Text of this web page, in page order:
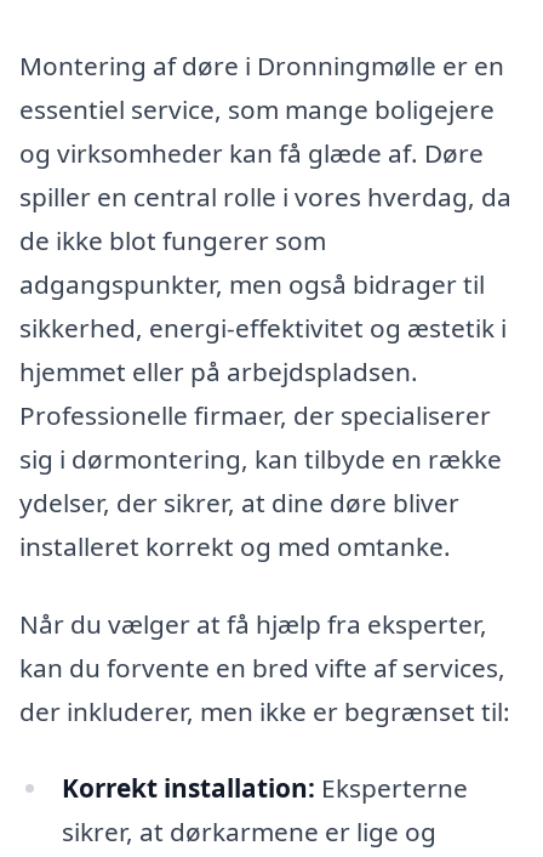
Montering af døre i Dronningmølle er en
essentiel service, som mange boligejere
og virksomheder kan få glæde af. Døre
spiller en central rolle i vores hverdag, da
de ikke blot fungerer som
adgangspunkter, men også bidrager til
sikkerhed, energi-effektivitet og æstetik i
hjemmet eller på arbejdspladsen.
Professionelle firmaer, der specialiserer
sig i dørmontering, kan tilbyde en række
ydelser, der sikrer, at dine døre bliver
installeret korrekt og med omtanke.
Når du vælger at få hjælp fra eksperter,
kan du forvente en bred vifte af services,
der inkluderer, men ikke er begrænset til:
Korrekt installation: Eksperterne
sikrer, at dørkarmene er lige og